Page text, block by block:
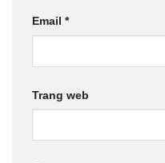
Email *
Trang web